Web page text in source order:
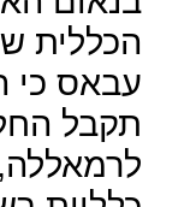
הכללית
עבאס כי
תקבל